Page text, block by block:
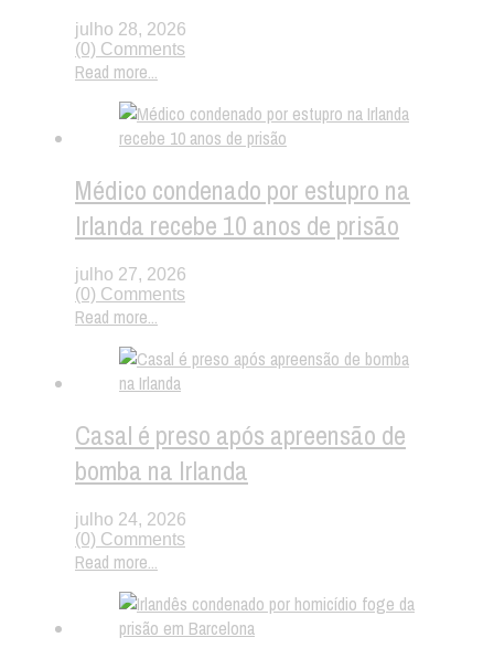
julho 28, 2026
(0) Comments
Read more...
Médico condenado por estupro na
Irlanda recebe 10 anos de prisão
julho 27, 2026
(0) Comments
Read more...
Casal é preso após apreensão de
bomba na Irlanda
julho 24, 2026
(0) Comments
Read more...